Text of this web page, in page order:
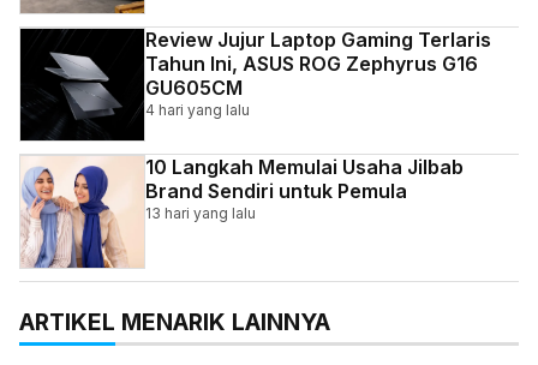
Review Jujur Laptop Gaming Terlaris
Tahun Ini, ASUS ROG Zephyrus G16
GU605CM
4 hari yang lalu
10 Langkah Memulai Usaha Jilbab
Brand Sendiri untuk Pemula
13 hari yang lalu
ARTIKEL MENARIK LAINNYA